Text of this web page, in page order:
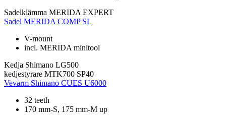
Sadelklämma MERIDA EXPERT
Sadel MERIDA COMP SL
V-mount
incl. MERIDA minitool
Kedja Shimano LG500
kedjestyrare MTK700 SP40
Vevarm Shimano CUES U6000
32 teeth
170 mm-S, 175 mm-M up